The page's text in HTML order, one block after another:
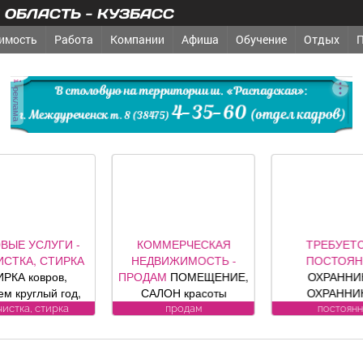
- КУЗБАСС
Работа Компании Афиша Обучение Отдых
реклама
-
ПОМЕЩЕНИЕ,
САЛОН красоты
площадь 88, 8
1, хороший
продам
ТРЕБУЕТСЯ -
ПОСТОЯННО
ОХРАННИКИ,
ОХРАННИКИ-
ВОДИТЕЛИ Требования
Условия:
постоянно
ДРУГОЕ
ключ;